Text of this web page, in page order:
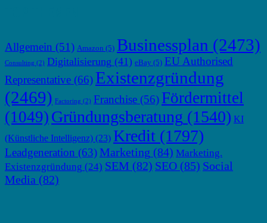
Allgemein (51) Amazon (5) Businessplan (2473)
Consulting (2) Digitalisierung (41) eBay (5) EU Authorised
Representative (66) Existenzgründung
(2469) Factoring (2) Franchise (56) Fördermittel
(1049) Gründungsberatung (1540) KI
(Künstliche Intelligenz) (23) Kredit (1797)
Leadgeneration (63)Marketing (84) Marketing.
Existenzgründung (24) SEM (82) SEO (85) Social
Media (82)